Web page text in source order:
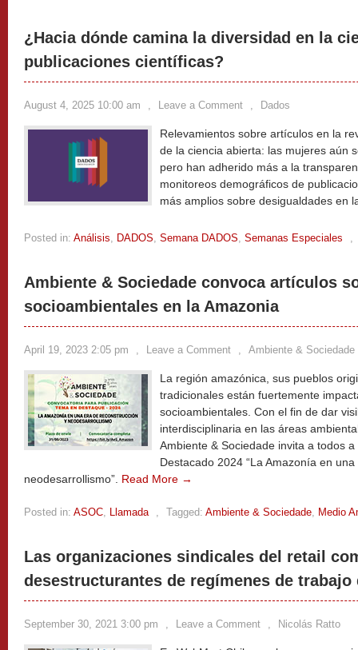
¿Hacia dónde camina la diversidad en la
publicaciones científicas?
August 4, 2025 10:00 am , Leave a Comment , Dados
Relevamientos sobre artículos en la
de la ciencia abierta: las mujeres aún
pero han adherido más a la
monitoreos demográficos de
más amplios sobre desigualdades en
Posted in: Análisis, DADOS, Semana DADOS, Semanas Especiales ,
Ambiente & Sociedade convoca artículos
socioambientales en la Amazonia
April 19, 2023 2:05 pm , Leave a Comment , Ambiente & Sociedade
La región amazónica, sus pueblos
tradicionales están fuertemente
socioambientales. Con el fin de dar
interdisciplinaria en las áreas
Ambiente & Sociedade invita a todos
Destacado 2024 “La Amazonía en
neodesarrollismo”. Read More →
Posted in: ASOC, Llamada , Tagged: Ambiente & Sociedade, Medio
Las organizaciones sindicales del retail
desestructurantes de regímenes de trabajo
September 30, 2021 3:00 pm , Leave a Comment , Nicolás Ratto